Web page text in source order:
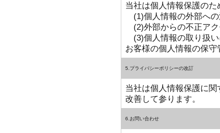
当社は個人情報保護のた
(1)個人情報の外部へ
(2)外部からの不正ア
(3)個人情報の取り扱
お客様の個人情報の保
5.プライバシーポリシーの改訂
当社は個人情報保護に
改善して参ります。
6.お問い合わせ